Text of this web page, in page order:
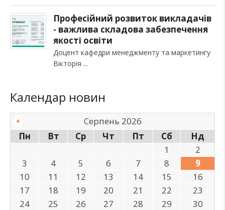
Професійний розвиток викладачів
- важлива складова забезпечення
якості освіти
Доцент кафедри менеджменту та маркетингу
Вікторія
Календар новин
Серпень 2026
Пн
Вт Ср Чт Пт Сб
Нд
1
2
3
4 5 6 7 8
9
10
11 12 13 14 15
16
17
18 19 20 21 22
23
24
25 26 27 28 29
30